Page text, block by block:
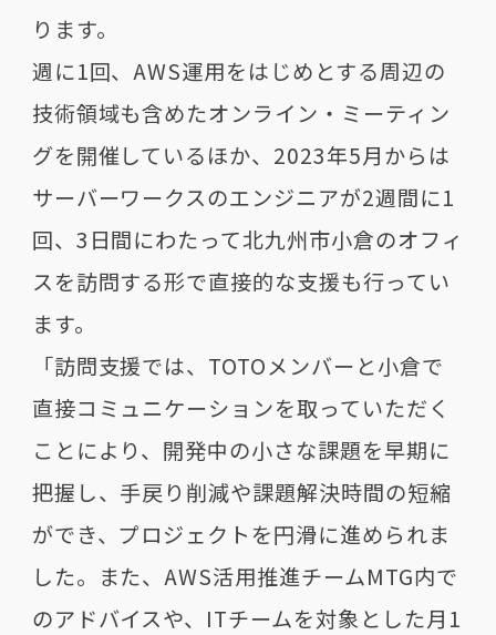
ります。
週に1回、AWS運用をはじめとする周辺の
技術領域も含めたオンライン・ミーティン
グを開催しているほか、2023年5月からは
サーバーワークスのエンジニアが2週間に1
回、3日間にわたって北九州市小倉のオフィ
スを訪問する形で直接的な支援も行ってい
ます。
「訪問支援では、TOTOメンバーと小倉で
直接コミュニケーションを取っていただく
ことにより、開発中の小さな課題を早期に
把握し、手戻り削減や課題解決時間の短縮
ができ、プロジェクトを円滑に進められま
した。また、AWS活用推進チームMTG内で
のアドバイスや、ITチームを対象とした月1